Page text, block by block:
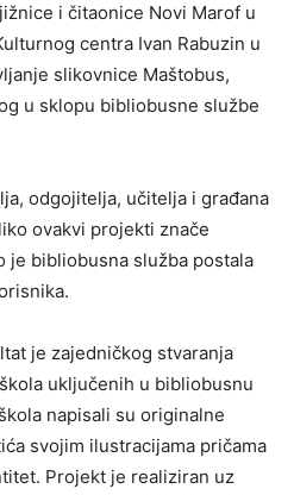
i čitaonice Novi Marof u
centra Ivan Rabuzin u
slikovnice Maštobus,
u sklopu bibliobusne službe
odgojitelja, učitelja i građana
ovakvi projekti znače
je bibliobusna služba postala
je zajedničkog stvaranja
uključenih u bibliobusnu
napisali su originalne
svojim ilustracijama pričama
Projekt je realiziran uz